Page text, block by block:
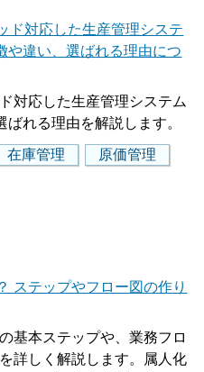
ド対応した生産管理システ
や違い、選ばれる理由につ
対応した生産管理システム
ばれる理由を解説します。
在庫管理
原価管理
ステップやフロー図の作り
基本ステップや、業務フロ
詳しく解説します。属人化